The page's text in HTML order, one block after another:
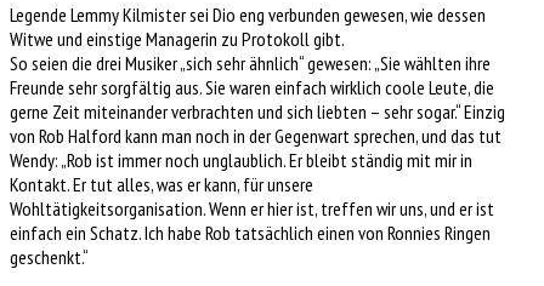
Legende Lemmy Kilmister sei Dio eng verbunden gewesen, wie dessen
Witwe und einstige Managerin zu Protokoll gibt.
So seien die drei Musiker „sich sehr ähnlich“ gewesen: „Sie wählten ihre
Freunde sehr sorgfältig aus. Sie waren einfach wirklich coole Leute, die
gerne Zeit miteinander verbrachten und sich liebten – sehr sogar.“ Einzig
von Rob Halford kann man noch in der Gegenwart sprechen, und das tut
Wendy: „Rob ist immer noch unglaublich. Er bleibt ständig mit mir in
Kontakt. Er tut alles, was er kann, für unsere
Wohltätigkeitsorganisation. Wenn er hier ist, treffen wir uns, und er ist
einfach ein Schatz. Ich habe Rob tatsächlich einen von Ronnies Ringen
geschenkt.“